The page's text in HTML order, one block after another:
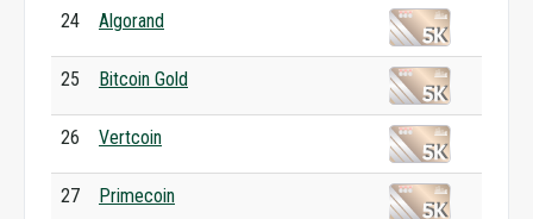
24 Algorand
25 Bitcoin Gold
26 Vertcoin
27 Primecoin